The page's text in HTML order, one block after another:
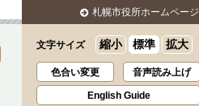
札幌市役所ホームページ
文字サイズ 縮小 標準 拡大
色合い変更 音声読み上げ
English Guide